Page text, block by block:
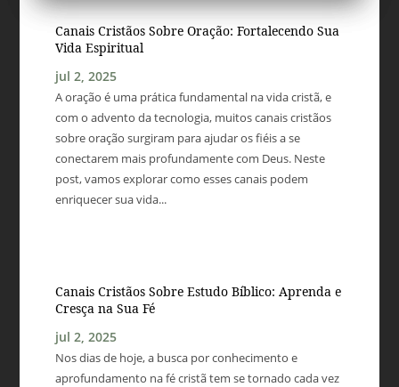
Canais Cristãos Sobre Oração: Fortalecendo Sua
Vida Espiritual
jul 2, 2025
A oração é uma prática fundamental na vida cristã, e
com o advento da tecnologia, muitos canais cristãos
sobre oração surgiram para ajudar os fiéis a se
conectarem mais profundamente com Deus. Neste
post, vamos explorar como esses canais podem
enriquecer sua vida...
Canais Cristãos Sobre Estudo Bíblico: Aprenda e
Cresça na Sua Fé
jul 2, 2025
Nos dias de hoje, a busca por conhecimento e
aprofundamento na fé cristã tem se tornado cada vez